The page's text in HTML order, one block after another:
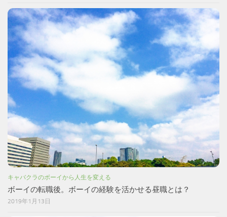
キャバクラのボーイから人生を変える
ボーイの転職後。ボーイの経験を活かせる昼職とは？
2019年1月13日